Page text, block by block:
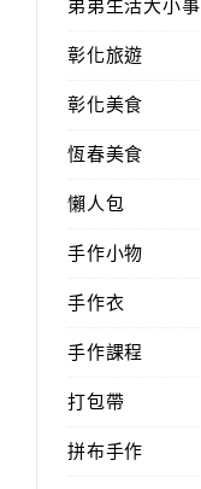
弟弟生活大小事
彰化旅遊
彰化美食
恆春美食
懶人包
手作小物
手作衣
手作課程
打包帶
拼布手作